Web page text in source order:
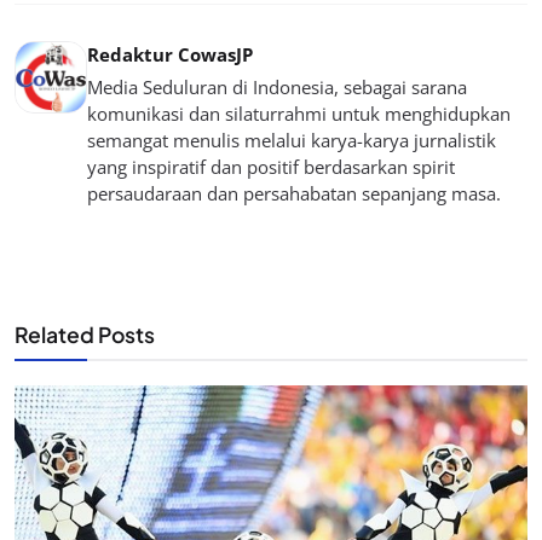
Redaktur CowasJP
Media Seduluran di Indonesia, sebagai sarana
komunikasi dan silaturrahmi untuk menghidupkan
semangat menulis melalui karya-karya jurnalistik
yang inspiratif dan positif berdasarkan spirit
persaudaraan dan persahabatan sepanjang masa.
Related Posts